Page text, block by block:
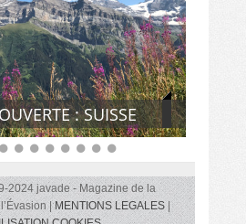
: SUISSE
2024 javade - Magazine de la
|MENTIONS LEGALES |